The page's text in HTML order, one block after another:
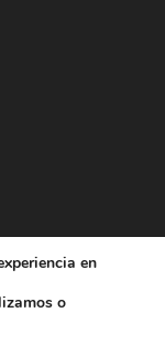
de Diputación de
en
o